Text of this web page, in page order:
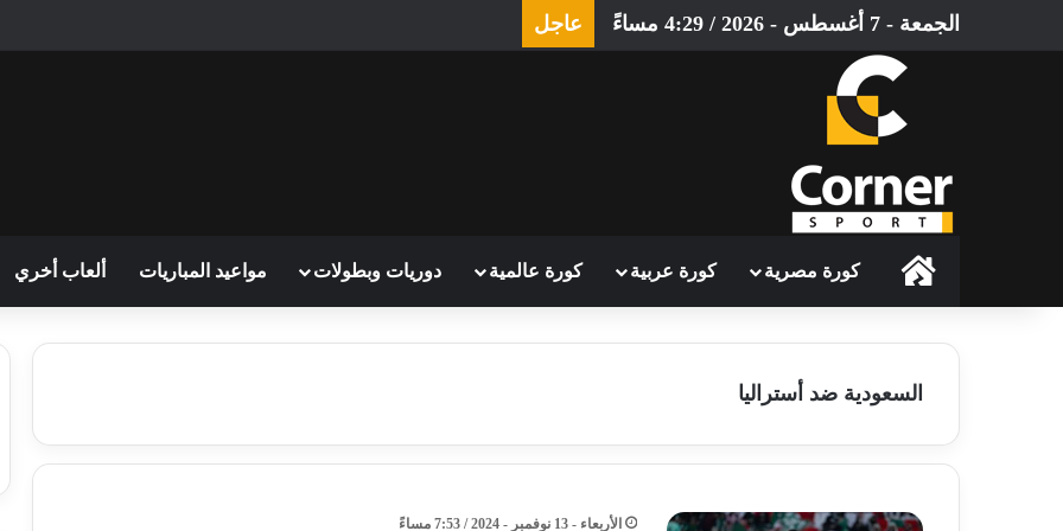
الجمعة - 7 أغسطس - 2026 / 4:29 مساءً عاجل
الرئيسيةكورة مصرية كورة عربية كورة عالمية دوريات وبطولات مواعيد المباريات ألعاب أخري
السعودية ضد أستراليا
الأربعاء - 13 نوفمبر - 2024 / 7:53 مساءً